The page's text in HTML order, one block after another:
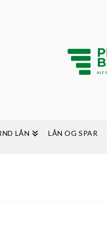
LÅN LÅN OG SPAR